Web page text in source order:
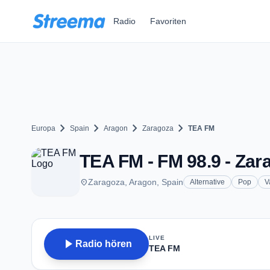
Radio Favoriten
Europa chevron_right Spain chevron_right Aragon chevron_right Zaragoza chevron_right TEA FM
TEA FM - FM 98.9 -
placeZaragoza, Aragon, Spain Alternative Pop
play_arrow Radio hören
LIVE
TEA FM